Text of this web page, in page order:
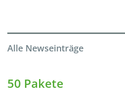
Alle Newseinträge
50 Pakete